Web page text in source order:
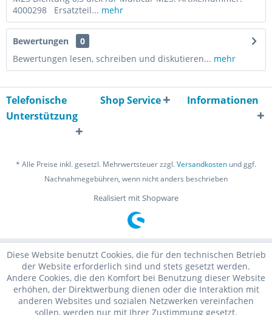
4000298 Ersatzteil... mehr
Bewertungen
0
Bewertungen lesen, schreiben und diskutieren... mehr
Telefonische
Unterstützung
Shop Service Informationen
* Alle Preise inkl. gesetzl. Mehrwertsteuer zzgl.Versandkosten und ggf.
Nachnahmegebühren, wenn nicht anders beschrieben
Realisiert mit Shopware
Diese Website benutzt Cookies, die für den technischen Betrieb
der Website erforderlich sind und stets gesetzt werden.
Andere Cookies, die den Komfort bei Benutzung dieser Website
erhöhen, der Direktwerbung dienen oder die Interaktion mit
anderen Websites und sozialen Netzwerken vereinfachen
sollen, werden nur mit Ihrer Zustimmung gesetzt.